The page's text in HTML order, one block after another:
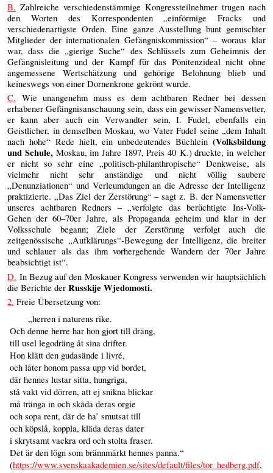
B. Zahlreiche verschiedenstämmige Kongressteilnehmer trugen nach
den Worten des Korrespondenten „einförmige Fracks und
verschiedenartigste Orden. Eine ganze Ausstellung bunt gemischter
Mitglieder der internationalen Gefängniskommission“ – woraus klar
war, dass die „gierige Suche“ des Schlüssels zum Geheimnis der
Gefängnisleitung und der Kampf für das Pönitenzideal nicht ohne
angemessene Wertschätzung und gehörige Belohnung blieb und
keineswegs von einer Dornenkrone gekrönt wurde.
C. Wie unangenehm muss es dem achtbaren Redner bei dessen
erhabener Gefängnisanschauung sein, dass ein gewisser Namensvetter,
er kann aber auch ein Verwandter sein, I. Fudel, ebenfalls ein
Geistlicher, in demselben Moskau, wo Vater Fudel seine „dem Inhalt
nach hohe“ Rede hielt, ein unbedeutendes Büchlein (Volksbildung
und Schule,Moskau, im Jahre 1897, Preis 40 K.) druckte, in welcher
er nicht so sehr eine „politisch-philanthropische“ Denkweise, als
vielmehr nicht sehr anständige und nicht völlig saubere
„Denunziationen“ und Verleumdungen an die Adresse der Intelligenz
praktizierte. „Das Ziel der Zerstörung“ – sagt z. B. der Namensvetter
unseres achtbaren Redners – „verfolgte das berüchtigte Ins-Volk-
Gehen der 60–70er Jahre, als Propaganda geheim und klar in der
Volksschule begann; Ziele der Zerstörung verfolgt auch die
zeitgenössische „Aufklärungs“-Bewegung der Intelligenz, die breiter
und schlauer als das ihm vorhergehende Wandern der 70er Jahre
beabsichtigt ist“.
D. In Bezug auf den Moskauer Kongress verwenden wir hauptsächlich
die Berichte derRusskije Wjedomosti.
2. Freie Übersetzung von:
„herren i naturens rike.
Och denne herre har hon gjort till dräng,
till usel legodräng åt sina drifter.
Hon klätt den gudasände i livré,
och låter honom passa upp vid bordet,
där hennes lustar sitta, hungriga,
stå vakt vid dörren, att ej snikna blickar
må tränga in och skåda deras orgie
och sopa rent, där de ha’ smutsat till
och köpslå, koppla, kläda deras dater
i skrytsamt vackra ord och stolta fraser.
Det är den lögn som brännmärkt hennes panna.“
(https://www.svenskaakademien.se/sites/default/files/tor_hedberg.pdf,